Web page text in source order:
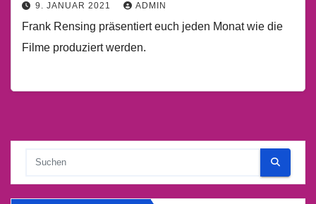
9. JANUAR 2021 ADMIN
Frank Rensing präsentiert euch jeden Monat wie die
Filme produziert werden.